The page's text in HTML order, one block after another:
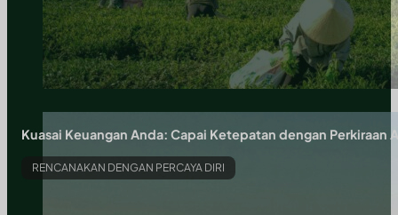
Kuasai Keuangan Anda: Capai Ketepatan dengan Perkiraan
RENCANAKAN DENGAN PERCAYA DIRI